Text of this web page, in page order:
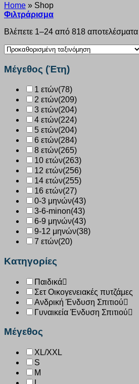
Home » Shop
Φιλτράρισμα
Βλέπετε 1–24 από 818 αποτελέσματα
Μέγεθος (Έτη)
1 ετών(78)
2 ετών(209)
3 ετών(204)
4 ετών(224)
5 ετών(204)
6 ετών(284)
8 ετών(265)
10 ετών(263)
12 ετών(256)
14 ετών(255)
16 ετών(27)
0-3 μηνών(43)
3-6-minon(43)
6-9 μηνών(43)
9-12 μηνών(38)
7 ετών(20)
Κατηγορίες
Παιδικά
Σετ Οικογενειακές πυτζάμες
Ανδρική Ένδυση Σπιτιού
Γυναικεία Ένδυση Σπιτιού
Μέγεθος
XL/XXL
S
M